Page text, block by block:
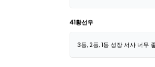
41황선우
3등, 2등, 1등 성장 서사 너무